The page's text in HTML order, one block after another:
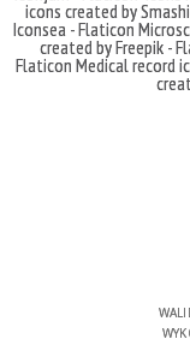
icons created by
Iconsea - Flaticon
created by Freepik -
Flaticon Medical record